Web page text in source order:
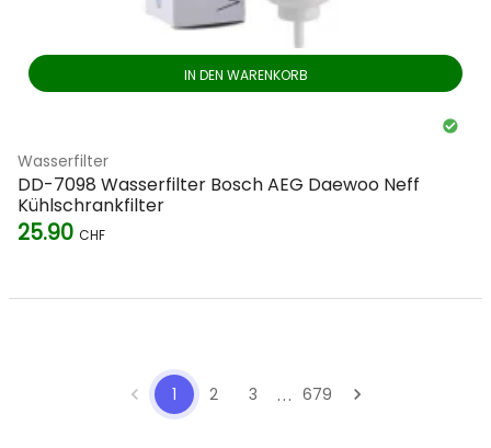
IN DEN WARENKORB
Wasserfilter
DD-7098 Wasserfilter Bosch AEG Daewoo Neff
Kühlschrankfilter
25.90 CHF
chevron_left 1 2 3 ... 679 chevron_right